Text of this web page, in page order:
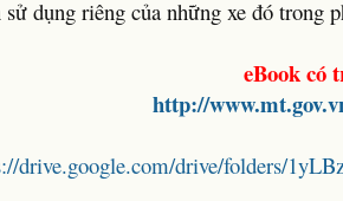
sử dụng riêng của những xe đó trong
eBook có
http://
drive.google.com/drive/folders/